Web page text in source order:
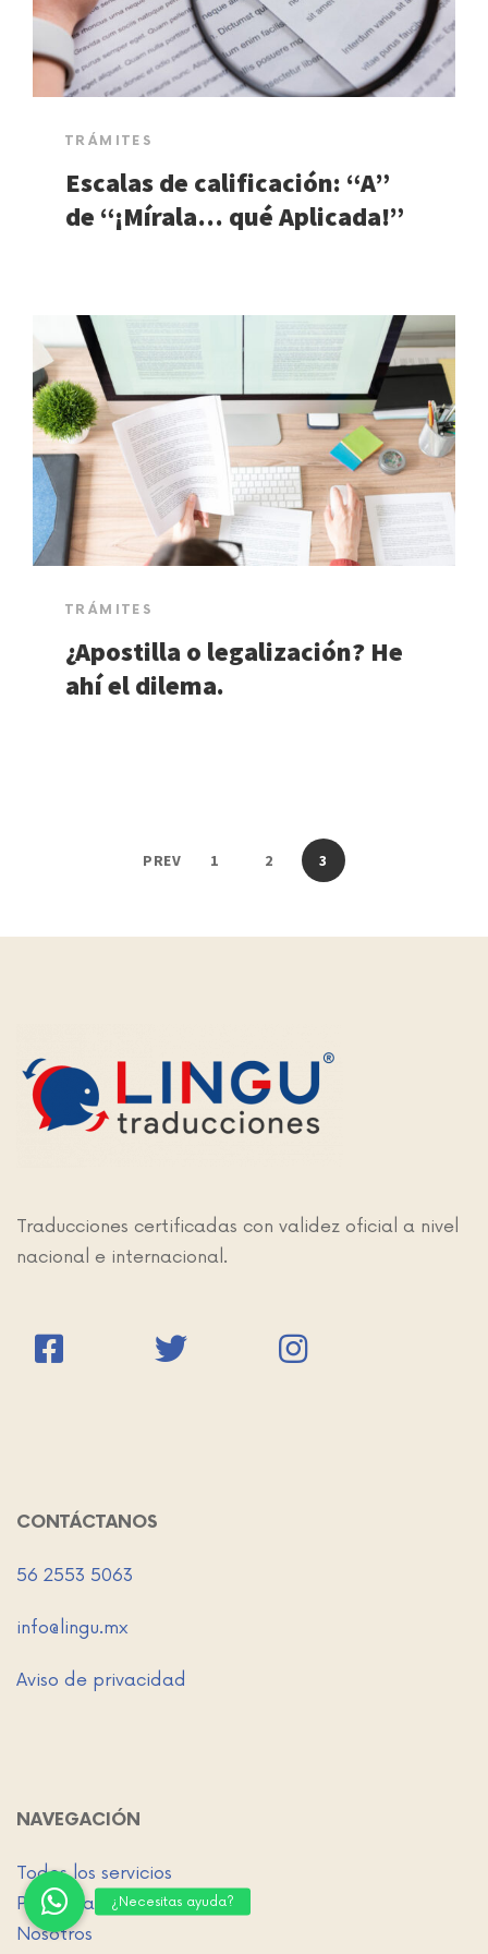
TRÁMITES
Escalas de calificación: “A”
de “¡Mírala… qué Aplicada!”
TRÁMITES
¿Apostilla o legalización? He
ahí el dilema.
PREV 1 2 3
Traducciones certificadas con validez oficial a nivel
nacional e internacional.
CONTÁCTANOS
56 2553 5063
info@lingu.mx
Aviso de privacidad
NAVEGACIÓN
Todos los servicios
Preguntas frecuentes
Nosotros